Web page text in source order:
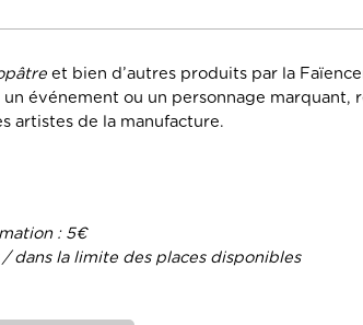
et bien d’autres produits par la
événement ou un personnage marquant,
artistes de la manufacture.
: 5€
dans la limite des places disponibles